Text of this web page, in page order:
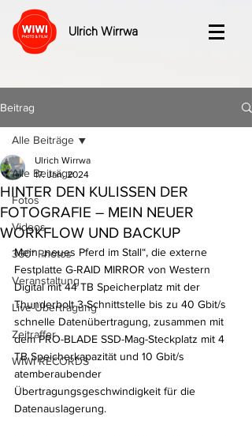
Ulrich Wirrwa
Beitrag
Alle Beiträge
Fotos
Videos
360° Photos
Veranstaltung
Live-Übertragung
Zeitraffer
WIWI RECORDS
Alle Beiträge
HINTER DEN KULISSEN DER
FOTOGRAFIE – MEIN NEUER
WORKFLOW UND BACKUP
Ulrich Wirrwa
17. Jan. 2024
Mein „neues Pferd im Stall“, die externe
Festplatte G-RAID MIRROR von Western
Digital mit 44 TB Speicherplatz mit der
Thunderbolt 3-Schnittstelle bis zu 40 Gbit/s
schnelle Datenübertragung, zusammen mit
dem PRO-BLADE SSD-Mag-Steckplatz mit 4
TB Speicherkapazität und 10 Gbit/s
atemberaubender
Übertragungsgeschwindigkeit für die
Datenauslagerung.